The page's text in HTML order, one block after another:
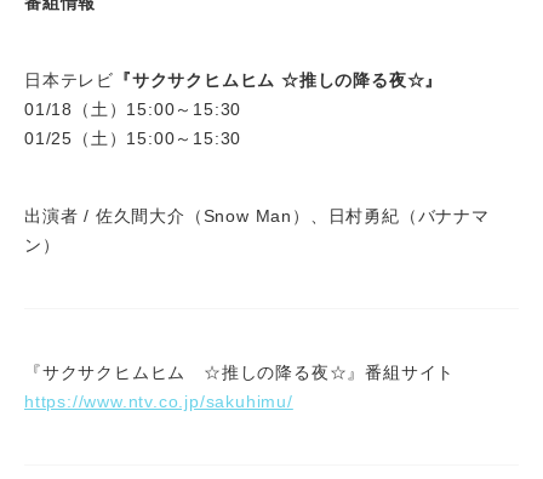
日本テレビ 『サクサクヒムヒム ☆推しの降る夜☆』
01/18（土）15:00～15:30
01/25（土）15:00～15:30
出演者 / 佐久間大介（Snow Man）、日村勇紀（バナナマ
ン）
『サクサクヒムヒム ☆推しの降る夜☆』番組サイト
https://www.ntv.co.jp/sakuhimu/